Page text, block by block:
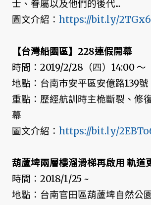
士、眷屬以及他們的後代...
圖文介紹： https://bit.ly/
【台灣船園區】228連假開幕
時間：2019/2/28（四）14:00 ～
地點：台南市安平區安億路139號
重點：歷經航訓時主桅斷裂、修
幕
圖文介紹： https://bit.ly/
葫蘆埤兩層樓溜滑梯再啟用 軌道
時間：2018/1/25 ~
地點：台南官田區葫蘆埤自然公園